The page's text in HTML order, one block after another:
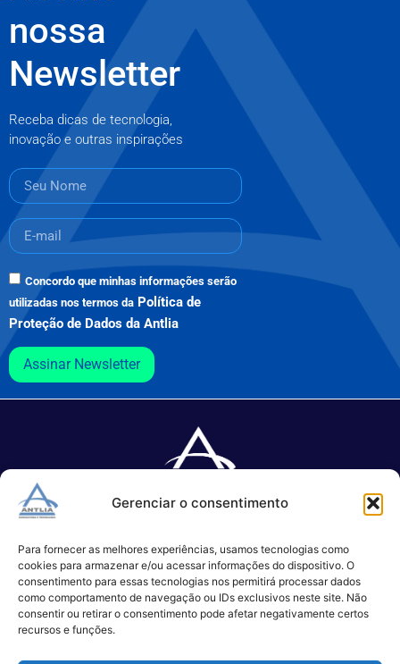
Gerenciar o consentimento
Para fornecer as melhores experiências, usamos tecnologias como
cookies para armazenar e/ou acessar informações do dispositivo. O
consentimento para essas tecnologias nos permitirá processar dados
como comportamento de navegação ou IDs exclusivos neste site. Não
consentir ou retirar o consentimento pode afetar negativamente certos
recursos e funções.
nossa
Newsletter
Receba dicas de tecnologia,
inovação e outras inspirações
Concordo que minhas informações serão
utilizadas nos termos da Política de
Proteção de Dados da Antlia
Assinar Newsletter
TI.
(11) 3017-0999